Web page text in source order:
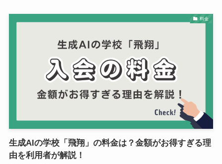
料金
生成AIの学校「飛翔」の料金は？金額がお得すぎる理
由を利用者が解説！